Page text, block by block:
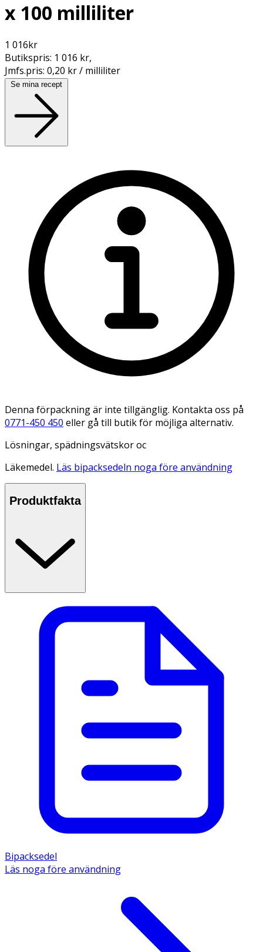
x 100 milliliter
1 016kr
Butikspris: 1 016 kr,
Jmfs.pris: 0,20 kr / milliliter
Se mina recept
Denna förpackning är inte tillgänglig. Kontakta oss på
0771-450 450 eller gå till butik för möjliga alternativ.
Lösningar, spädningsvätskor oc
Läkemedel. Läs bipacksedeln noga före användning
Produktfakta
Bipacksedel
Läs noga före användning